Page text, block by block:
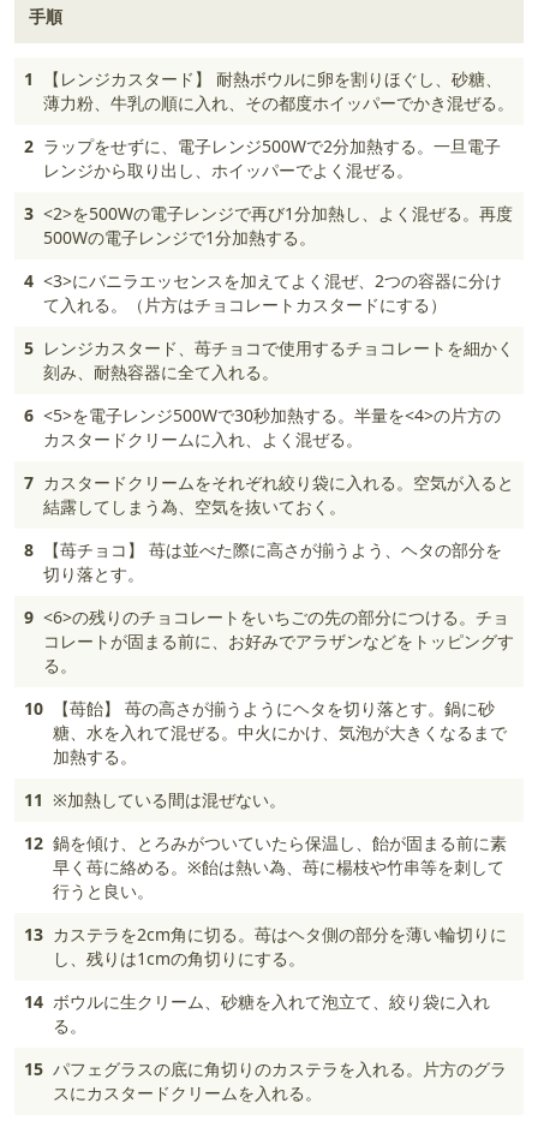
手順
1
【レンジカスタード】 耐熱ボウルに卵を割りほぐし、砂糖、
薄力粉、牛乳の順に入れ、その都度ホイッパーでかき混ぜる。
2 ラップをせずに、電子レンジ500Wで2分加熱する。一旦電子
レンジから取り出し、ホイッパーでよく混ぜる。
3 <2>を500Wの電子レンジで再び1分加熱し、よく混ぜる。再度
500Wの電子レンジで1分加熱する。
4 <3>にバニラエッセンスを加えてよく混ぜ、2つの容器に分け
て入れる。（片方はチョコレートカスタードにする）
5 レンジカスタード、苺チョコで使用するチョコレートを細かく
刻み、耐熱容器に全て入れる。
6 <5>を電子レンジ500Wで30秒加熱する。半量を<4>の片方の
カスタードクリームに入れ、よく混ぜる。
7 カスタードクリームをそれぞれ絞り袋に入れる。空気が入ると
結露してしまう為、空気を抜いておく。
8
【苺チョコ】 苺は並べた際に高さが揃うよう、ヘタの部分を
切り落とす。
9 <6>の残りのチョコレートをいちごの先の部分につける。チョ
コレートが固まる前に、お好みでアラザンなどをトッピングす
る。
10
【苺飴】 苺の高さが揃うようにヘタを切り落とす。鍋に砂
糖、水を入れて混ぜる。中火にかけ、気泡が大きくなるまで
加熱する。
11 ※加熱している間は混ぜない。
12 鍋を傾け、とろみがついていたら保温し、飴が固まる前に素
早く苺に絡める。※飴は熱い為、苺に楊枝や竹串等を刺して
行うと良い。
13 カステラを2cm角に切る。苺はヘタ側の部分を薄い輪切りに
し、残りは1cmの角切りにする。
14 ボウルに生クリーム、砂糖を入れて泡立て、絞り袋に入れ
る。
15 パフェグラスの底に角切りのカステラを入れる。片方のグラ
スにカスタードクリームを入れる。